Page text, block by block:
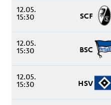
12.05.
15:30 SCF
12.05.
15:30 BSC
12.05.
15:30 HSV